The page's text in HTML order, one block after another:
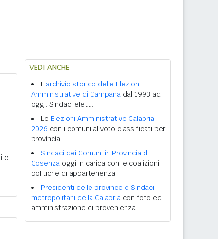
e
VEDI ANCHE
L'archivio storico delle Elezioni
Amministrative di Campana dal 1993 ad
oggi. Sindaci eletti.
Le Elezioni Amministrative Calabria
2026 con i comuni al voto classificati per
provincia.
Sindaci dei Comuni in Provincia di
Cosenza oggi in carica con le coalizioni
politiche di appartenenza.
Presidenti delle province e Sindaci
metropolitani della Calabria con foto ed
amministrazione di provenienza.